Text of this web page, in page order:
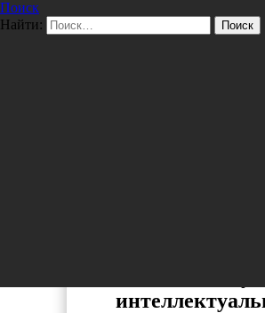
Перейти к содержимому
Pro/Hi-Tech
Поиск
Найти: